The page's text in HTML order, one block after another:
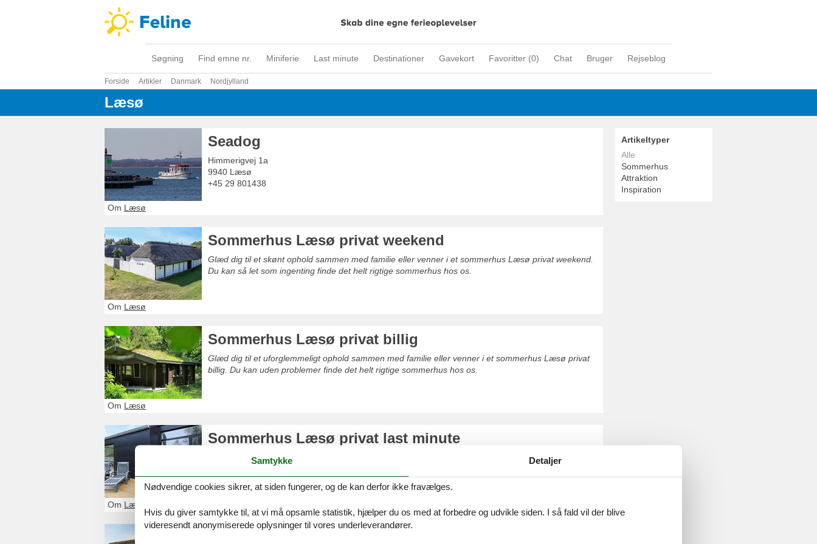
Søgning Find emne nr. Miniferie Last minute Destinationer Gavekort Favoritter (0) Chat Bruger Rejseblog
Forside Artikler Danmark Nordjylland
Læsø
Seadog
Himmerigvej 1a
9940 Læsø
+45 29 801438
Om Læsø
Sommerhus Læsø privat weekend
Glæd dig til et skønt ophold sammen med familie eller venner i et sommerhus Læsø privat weekend.
Du kan så let som ingenting finde det helt rigtige sommerhus hos os.
Om Læsø
Sommerhus Læsø privat billig
Glæd dig til et uforglemmeligt ophold sammen med familie eller venner i et sommerhus Læsø privat
billig. Du kan uden problemer finde det helt rigtige sommerhus hos os.
Om Læsø
Sommerhus Læsø privat last minute
Et sommerhus Læsø privat last minute er den fuldendte ramme om et dejligt ophold sammen med
familie eller venner.
Om Læsø
Artikeltyper
Alle
Sommerhus
Attraktion
Inspiration
Samtykke Detaljer
Nødvendige cookies sikrer, at siden fungerer, og de kan derfor ikke fravælges.
Hvis du giver samtykke til, at vi må opsamle statistik, hjælper du os med at forbedre og udvikle siden. I så fald vil der blive
videresendt anonymiserede oplysninger til vores underleverandører.